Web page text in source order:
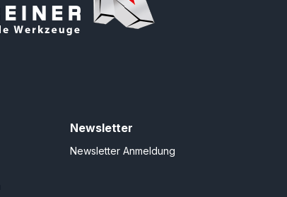
Newsletter
Newsletter Anmeldung